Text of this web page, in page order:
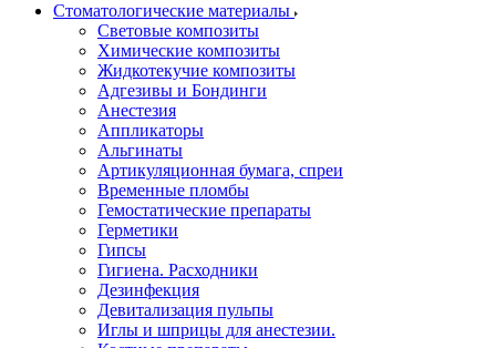
Стоматологические материалы
Световые композиты
Химические композиты
Жидкотекучие композиты
Адгезивы и Бондинги
Анестезия
Аппликаторы
Альгинаты
Артикуляционная бумага, спреи
Временные пломбы
Гемостатические препараты
Герметики
Гипсы
Гигиена. Расходники
Дезинфекция
Девитализация пульпы
Иглы и шприцы для анестезии.